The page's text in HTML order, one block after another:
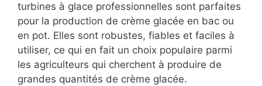
turbines à glace professionnelles sont parfaites
pour la production de crème glacée en bac ou
en pot. Elles sont robustes, fiables et faciles à
utiliser, ce qui en fait un choix populaire parmi
les agriculteurs qui cherchent à produire de
grandes quantités de crème glacée.